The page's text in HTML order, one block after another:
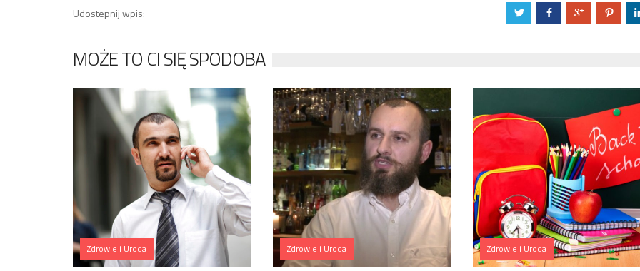
Udostepnij wpis: a b c d
MOŻE TO CI SIĘ SPODOBA
Zdrowie i Uroda Zdrowie i Uroda Zdrowie i Uroda